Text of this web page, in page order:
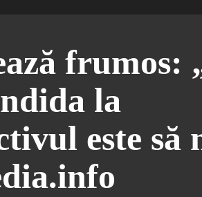
frumos:
la
este să